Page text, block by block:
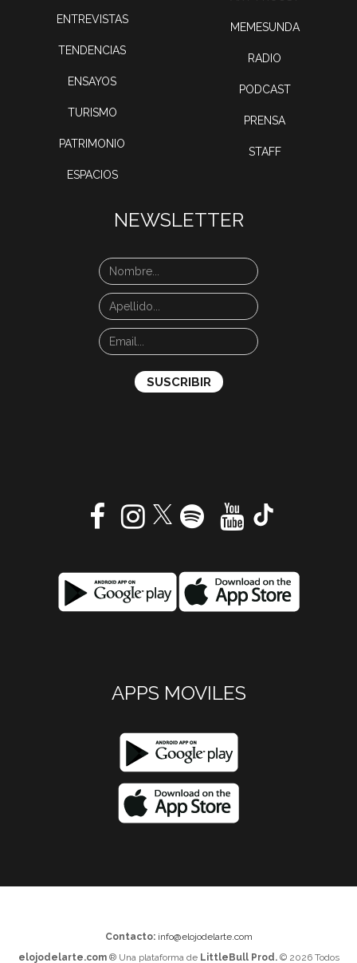
ENTREVISTAS
TENDENCIAS
ENSAYOS
TURISMO
PATRIMONIO
ESPACIOS
MEMESUNDA
RADIO
PODCAST
PRENSA
STAFF
NEWSLETTER
APPS MOVILES
Contacto: info@elojodelarte.com
elojodelarte.com® Una plataforma de LittleBull Prod.© 2026 Todos